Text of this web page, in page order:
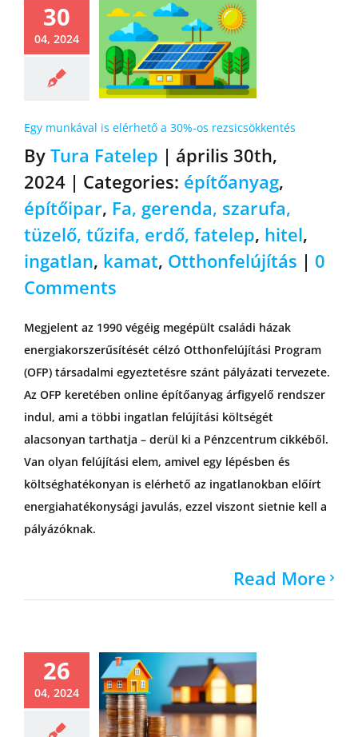
30
04, 2024
Egy munkával is elérhető a 30%-os rezsicsökkentés
By Tura Fatelep | április 30th,
2024 | Categories: építőanyag,
építőipar, Fa, gerenda, szarufa,
tüzelő, tűzifa, erdő, fatelep, hitel,
ingatlan, kamat, Otthonfelújítás | 0
Comments
Megjelent az 1990 végéig megépült családi házak
energiakorszerűsítését célzó Otthonfelújítási Program
(OFP) társadalmi egyeztetésre szánt pályázati tervezete.
Az OFP keretében online építőanyag árfigyelő rendszer
indul, ami a többi ingatlan felújítási költségét
alacsonyan tarthatja – derül ki a Pénzcentrum cikkéből.
Van olyan felújítási elem, amivel egy lépésben és
költséghatékonyan is elérhető az ingatlanokban előírt
energiahatékonysági javulás, ezzel viszont sietnie kell a
pályázóknak.
Read More
26
04, 2024